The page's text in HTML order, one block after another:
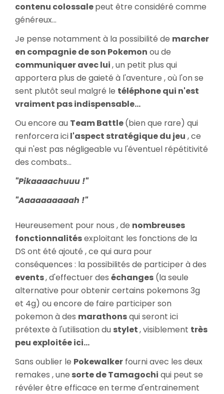
contenu colossalepeut être considéré comme
généreux...
Je pense notamment à la possibilité de marcher
en compagnie de son Pokemon ou de
communiquer avec lui, un petit plus qui
apportera plus de gaieté à l'aventure , où l'on se
sent plutôt seul malgré le téléphone qui n'est
vraiment pas indispensable...
Ou encore au Team Battle(bien que rare) qui
renforcera icil'aspect stratégique du jeu , ce
qui n'est pas négligeable vu l'éventuel répétitivité
des combats...
"Pikaaaachuuu !"
"Aaaaaaaaaah !"
Heureusement pour nous , de nombreuses
fonctionnalitésexploitant les fonctions de la
DS ont été ajouté , ce qui aura pour
conséquences : la possibilités de participer à des
events, d'effectuer des échanges (la seule
alternative pour obtenir certains pokemons 3g
et 4g) ou encore de faire participer son
pokemon à des marathonsqui seront ici
prétexte à l'utilisation du stylet, visiblement très
peu exploitée ici...
Sans oublier le Pokewalker fourni avec les deux
remakes , une sorte de Tamagochi qui peut se
révéler être efficace en terme d'entrainement